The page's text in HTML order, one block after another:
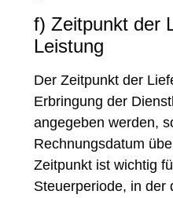
f) Zeitpunkt der
Leistung
Der Zeitpunkt der
Erbringung der
angegeben werden,
Rechnungsdatum
Zeitpunkt ist wichtig
Steuerperiode, in der